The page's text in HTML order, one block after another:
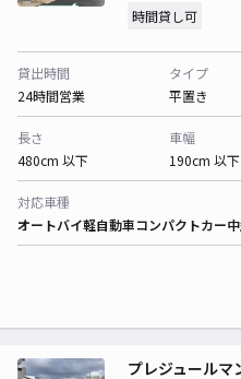
時間貸し可
貸出時間
24時間営業
タイプ
平置き
長さ
480cm 以下
車幅
190cm 以下
対応車種
オートバイ軽自動車コンパクトカー
プレジュールマ